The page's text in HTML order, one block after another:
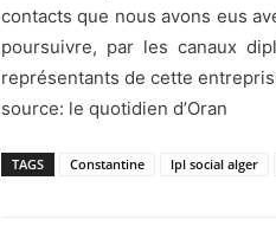
contacts que nous avons eus
poursuivre, par les canaux
représentants de cette
source: le quotidien d’Oran
TAGS Constantine lpl social alger